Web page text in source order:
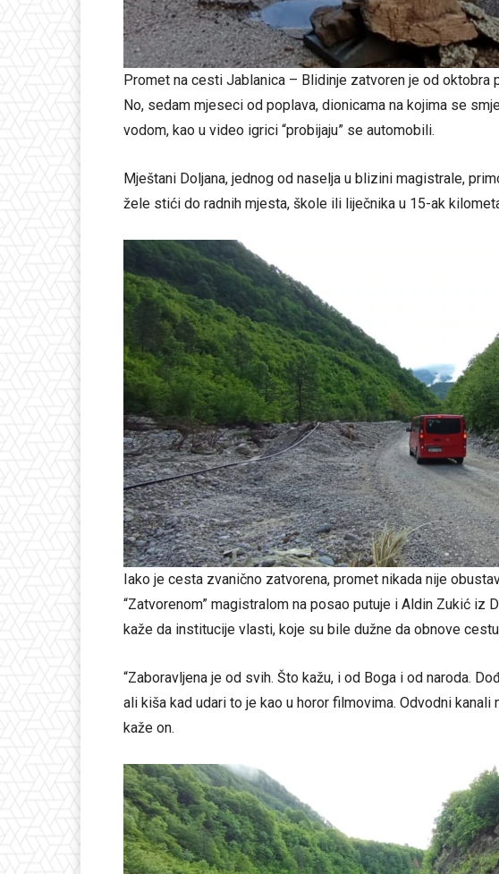
Promet na cesti Jablanica – Blidinje zatvoren je od oktobra
No, sedam mjeseci od poplava, dionicama na kojima se
vodom, kao u video igrici “probijaju” se automobili.
Mještani Doljana, jednog od naselja u blizini magistrale,
žele stići do radnih mjesta, škole ili liječnika u 15-ak
Iako je cesta zvanično zatvorena, promet nikada nije
“Zatvorenom” magistralom na posao putuje i Aldin Zukić iz
kaže da institucije vlasti, koje su bile dužne da obnove
“Zaboravljena je od svih. Što kažu, i od Boga i od naroda.
ali kiša kad udari to je kao u horor filmovima. Odvodni kanali
kaže on.